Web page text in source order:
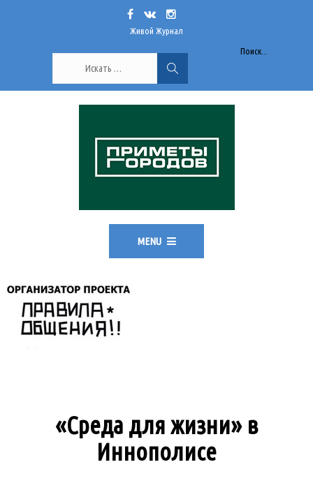
Живой Журнал
Поиск...
MENU
«Среда для жизни» в
Иннополисе